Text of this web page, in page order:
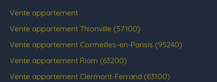
Vente appartement
Vente appartement Thionville (57100)
Vente appartement Cormeilles-en-Parisis (95240)
Vente appartement Riom (63200)
Vente appartement Clermont-Ferrand (63100)